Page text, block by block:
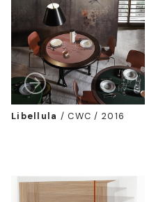
Libellula /CWC / 2016